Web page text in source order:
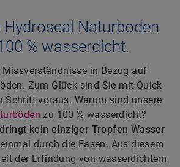
Hydroseal Naturboden
% wasserdicht.
Missverständnisse in Bezug auf
Zum Glück sind Sie mit Quick-
Schritt voraus. Warum sind unsere
zu 100 % wasserdicht?
dringt kein einziger Tropfen Wasser
durch die Fasen. Aus diesem
der Erfindung von wasserdichtem